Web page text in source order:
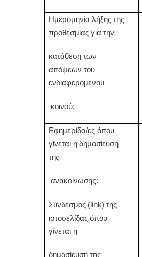
Ημερομηνία λήξης της
προθεσμίας για την
κατάθεση των
απόψεων του
ενδιαφερόμενου
κοινού:
Εφημερίδα/ες όπου
γίνεται η δημοσίευση
της
ανακοίνωσης:
Σύνδεσμος ( link) της
ιστοσελίδας όπου
γίνεται η
δημοσίευση της